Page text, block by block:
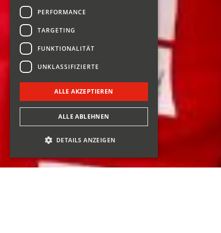
PERFORMANCE
TARGETING
FUNKTIONALITÄT
UNKLASSIFIZIERTE
ALLE AKZEPTIEREN
ALLE ABLEHNEN
DETAILS ANZEIGEN